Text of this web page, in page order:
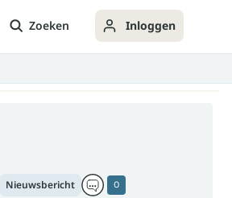
Zoeken Inloggen
0
Nieuwsbericht